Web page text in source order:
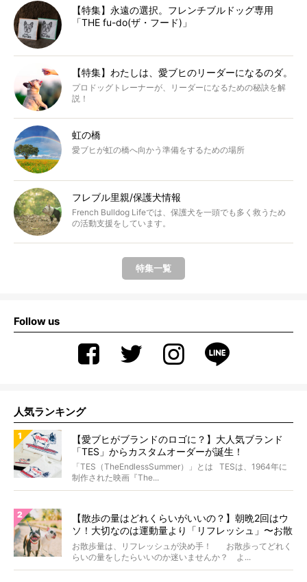
【特集】永遠の選択。フレンチブルドッグ専用
「THE fu-do(ザ・フード)」
【特集】わたしは、愛ブヒのリーダーになるのダ。
プロドッグトレーナーが、リーダーになるための秘訣を解
説！
虹の橋
愛ブヒが虹の橋へ向かう準備をするための場所
フレブル里親/保護犬情報
French Bulldog Lifeでは、保護犬を一頭でも多く救うため
の活動支援をしています。
特集一覧
Follow us
人気ランキング
【愛ブヒがブランドのロゴに？】大人気ブランド
「TES」からカスタムオーダーが誕生！
「TES（TheEndlessSummer）」とは TESは、1964年に
制作された映画『The...
【散歩の量はどれくらいがいいの？】朝晩2回はウ
ソ！大切なのは運動量より「リフレッシュ」〜お散
歩にまつわる疑問FAQつき〜
お散歩量は、リフレッシュが決め手！ お散歩ってどれく
らいの量をしたらいいのか迷いませんか？ よ...